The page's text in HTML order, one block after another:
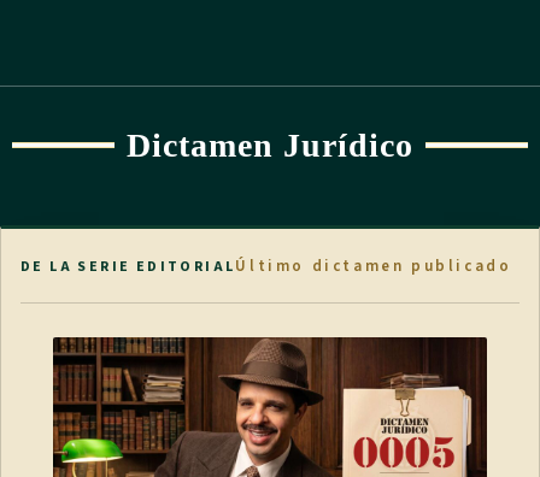
Dictamen Jurídico
DE LA SERIE EDITORIALÚltimo dictamen publicado